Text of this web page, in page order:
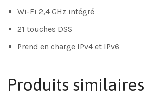
Wi-Fi 2,4 GHz intégré
21 touches DSS
Prend en charge IPv4 et IPv6
Produits similaires